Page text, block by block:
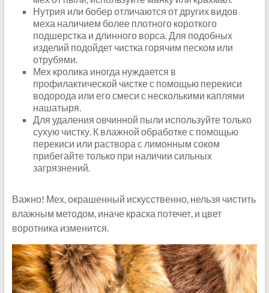
Нутрия или бобер отличаются от других видов
меха наличием более плотного короткого
подшерстка и длинного ворса. Для подобных
изделий подойдет чистка горячим песком или
отрубями.
Мех кролика иногда нуждается в
профилактической чистке с помощью перекиси
водорода или его смеси с несколькими каплями
нашатыря.
Для удаления овчинной пыли используйте только
сухую чистку. К влажной обработке с помощью
перекиси или раствора с лимонным соком
прибегайте только при наличии сильных
загрязнений.
Важно! Мех, окрашенный искусственно, нельзя чистить
влажным методом, иначе краска потечет, и цвет
воротника изменится.